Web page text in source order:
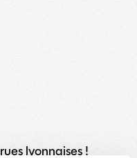
lyonnaises !